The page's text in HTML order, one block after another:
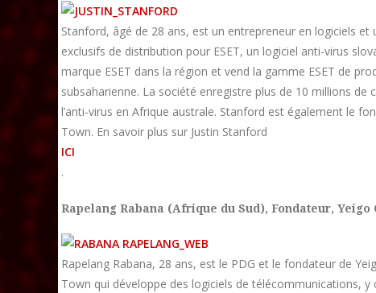
Stanford, âgé de 28 ans, est un entrepreneur en logiciels et
exclusifs de distribution pour ESET, un logiciel anti-virus
marque ESET dans la région et vend la gamme ESET de
subsaharienne. La société enregistre plus de 10 millions
l’anti-virus en Afrique australe. Stanford est également le
Town. En savoir plus sur Justin Stanford
ICI
.
Rapelang Rabana (Afrique du Sud), Fondateur, Yeigo
Rapelang Rabana, 28 ans, est le PDG et le fondateur de
Town qui développe des logiciels de télécommunications,